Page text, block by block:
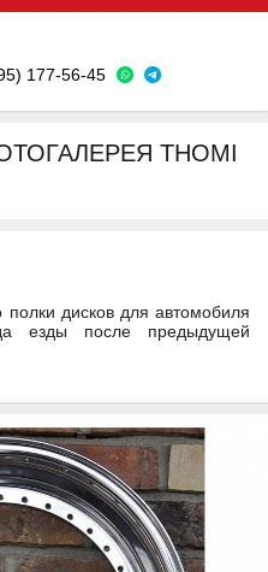
177-56-45
THOMI
полки дисков для автомобиля
езды после предыдущей